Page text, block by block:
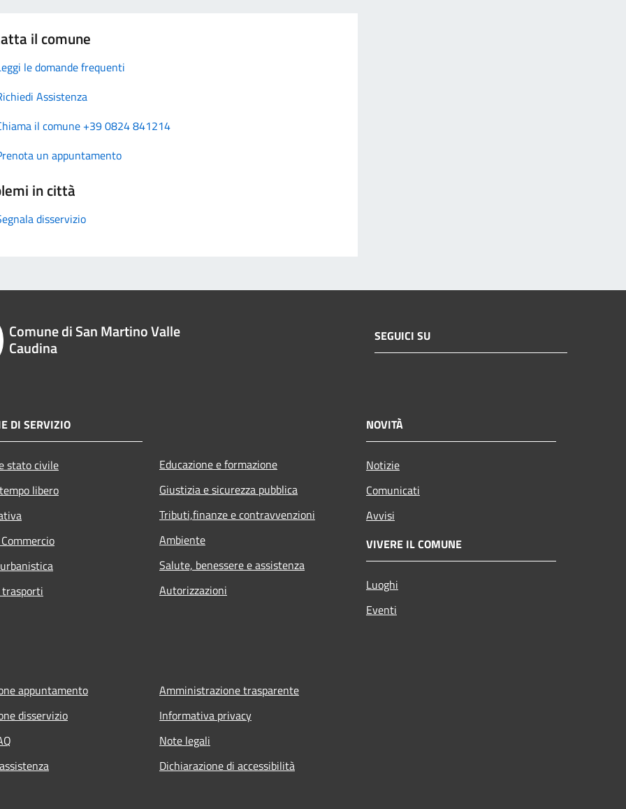
il comune
le domande frequenti
Assistenza
il comune +39 0824 841214
un appuntamento
in città
disservizio
Comune di San Martino Valle
Caudina
SEGUICI SU
DI SERVIZIO
stato civile
libero
Educazione e formazione
Giustizia e sicurezza pubblica
Tributi,finanze e contravvenzioni
Ambiente
Salute, benessere e assistenza
Autorizzazioni
NOVITÀ
Notizie
Comunicati
Avvisi
VIVERE IL COMUNE
Luoghi
Eventi
appuntamento
disservizio
Amministrazione trasparente
Informativa privacy
Note legali
Dichiarazione di accessibilità